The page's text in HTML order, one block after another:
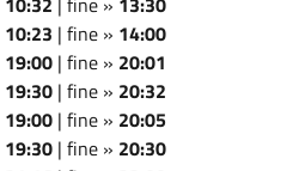
10:23 | fine » 14:00
19:00 | fine » 20:01
19:30 | fine » 20:32
19:00 | fine » 20:05
19:30 | fine » 20:30